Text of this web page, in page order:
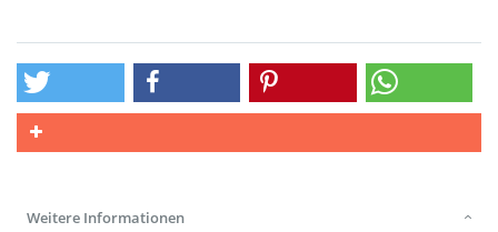
Weitere Informationen